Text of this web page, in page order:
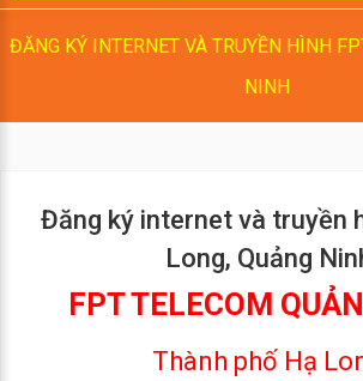
ĐĂNG KÝ INTERNET VÀ TRUYỀN HÌNH
NINH
Đăng ký internet và truyền
Long, Quảng
FPT TELECOM
Thành phố Hạ